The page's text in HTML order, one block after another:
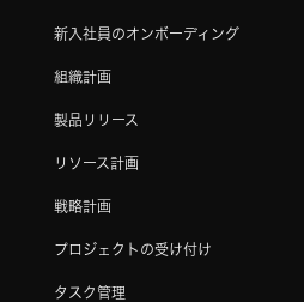
新入社員のオンボーディング
組織計画
製品リリース
リソース計画
戦略計画
プロジェクトの受け付け
タスク管理